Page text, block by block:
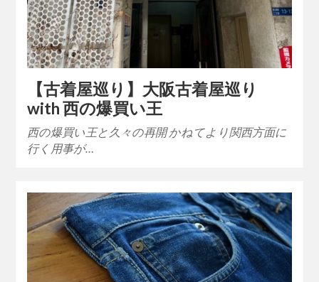
【古着屋巡り】大阪古着屋巡り
with 西の爆買い王
西の爆買い王と久々の再開 かねてより関西方面に
行く用事が…